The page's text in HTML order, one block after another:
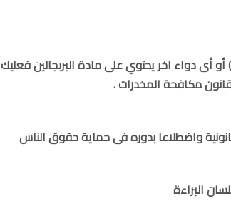
أو أى دواء اخر يحتوي على مادة البربجالين فعليك
مكافحة المخدرات .
واضطلاعا بدوره فى حماية حقوق الناس
البراءة